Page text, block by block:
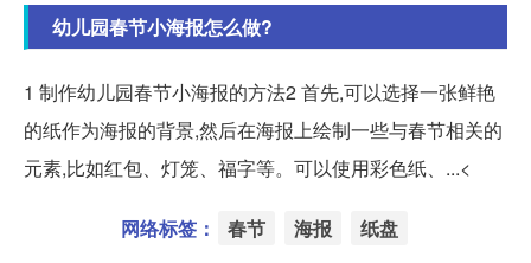
幼儿园春节小海报怎么做?
1 制作幼儿园春节小海报的方法2 首先,可以选择一张鲜艳
的纸作为海报的背景,然后在海报上绘制一些与春节相关的
元素,比如红包、灯笼、福字等。可以使用彩色纸、...<
网络标签： 春节 海报 纸盘